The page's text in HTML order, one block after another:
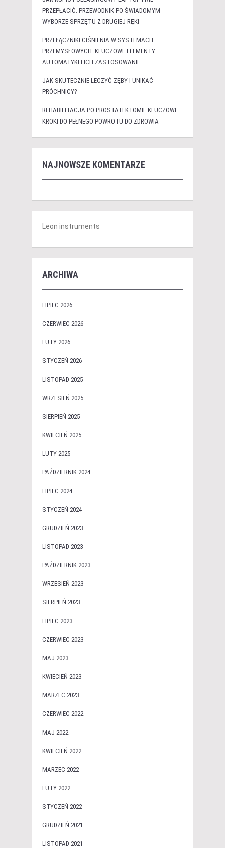
PRZEPŁACIĆ. PRZEWODNIK PO ŚWIADOMYM
WYBORZE SPRZĘTU Z DRUGIEJ RĘKI
PRZEŁĄCZNIKI CIŚNIENIA W SYSTEMACH
PRZEMYSŁOWYCH: KLUCZOWE ELEMENTY
AUTOMATYKI I ICH ZASTOSOWANIE
JAK SKUTECZNIE LECZYĆ ZĘBY I UNIKAĆ
PRÓCHNICY?
REHABILITACJA PO PROSTATEKTOMII: KLUCZOWE
KROKI DO PEŁNEGO POWROTU DO ZDROWIA
NAJNOWSZE KOMENTARZE
Leon instruments
ARCHIWA
LIPIEC 2026
CZERWIEC 2026
LUTY 2026
STYCZEŃ 2026
LISTOPAD 2025
WRZESIEŃ 2025
SIERPIEŃ 2025
KWIECIEŃ 2025
LUTY 2025
PAŹDZIERNIK 2024
LIPIEC 2024
STYCZEŃ 2024
GRUDZIEŃ 2023
LISTOPAD 2023
PAŹDZIERNIK 2023
WRZESIEŃ 2023
SIERPIEŃ 2023
LIPIEC 2023
CZERWIEC 2023
MAJ 2023
KWIECIEŃ 2023
MARZEC 2023
CZERWIEC 2022
MAJ 2022
KWIECIEŃ 2022
MARZEC 2022
LUTY 2022
STYCZEŃ 2022
GRUDZIEŃ 2021
LISTOPAD 2021